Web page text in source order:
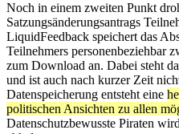
Noch in einem zweiten Punkt
Satzungsänderungsantrags
LiquidFeedback speichert das
Teilnehmers personenbeziehbar
zum Download an. Dabei steht
und ist auch nach kurzer Zeit
Datenspeicherung entsteht eine
politischen Ansichten zu allen
Datenschutzbewusste Piraten